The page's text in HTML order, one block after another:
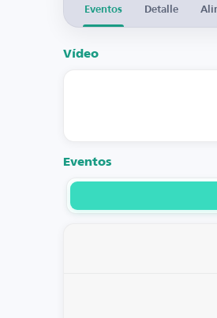
Eventos Detalle
Vídeo
Eventos